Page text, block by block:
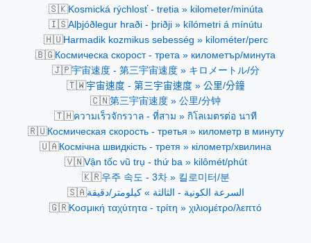
🇸🇰Kosmická rýchlosť - tretia » kilometer/minúta
🇮🇸Alþjóðlegur hraði - þriðji » kílómetri á mínútu
🇭🇺Harmadik kozmikus sebesség » kilométer/perc
🇧🇬Космическа скорост - трета » километър/минута
🇯🇵宇宙速度 - 第三宇宙速度 » キロメートル/分
🇹🇼宇宙速度 - 第三宇宙速度 » 公里/分鐘
🇨🇳第三宇宙速度 » 公里/分钟
🇹🇭ความเร็วจักรวาล - ที่สาม » กิโลเมตรต่อ นาที
🇷🇺Космическая скорость - третья » километр в минуту
🇺🇦Космічна швидкість - третя » кілометр/хвилина
🇻🇳Vận tốc vũ trụ - thứ ba » kilômét/phút
🇰🇷우주 속도 - 3차 » 킬로미터/분
🇸🇦السرعة الكونية - الثالثة » كيلومتر/دقيقة
🇬🇷Κοσμική ταχύτητα - τρίτη » χιλιομέτρο/λεπτό